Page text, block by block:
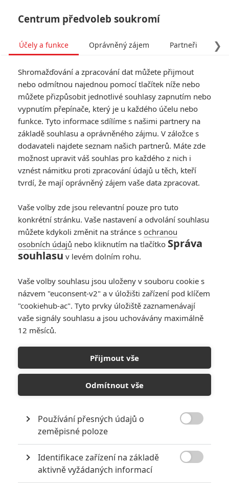
Tag: Gaia Weiss
ČLÁNKY FILMY(0) OSOBY(0) VIDEA (0)
Shepherd: Trailer
láká na rituální
znepokojení daleko
Anarvin | 29.09.2021 12:34
Meander: Nový
trailer láká na horor
potrubí
Anarvin | 10.06.2021 14:56
Kostky v
klaustrofobickém
traileru
Anarvin | 14.03.2021 08:03
NEPŘEHLÉDNĚTE
Mlátička s copánkem aneb nejlepší filmy Stevena Seagala
| 13.07.2020 18:07
Centrum předvoleb soukromí
❯
Účely a funkce Oprávněný zájem Partneři
Shromažďování a zpracování dat můžete přijmout
nebo odmítnou najednou pomocí tlačítek níže nebo
můžete přizpůsobit jednotlivé souhlasy zapnutím nebo
vypnutím přepínače, který je u každého účelu nebo
funkce. Tyto informace sdílíme s našimi partnery na
základě souhlasu a oprávněného zájmu. V záložce s
dodavateli najdete seznam našich partnerů. Máte zde
možnost upravit váš souhlas pro každého z nich i
vznést námitku proti zpracování údajů u těch, kteří
tvrdí, že mají oprávněný zájem vaše data zpracovat.
Vaše volby zde jsou relevantní pouze pro tuto
konkrétní stránku. Vaše nastavení a odvolání souhlasu
můžete kdykoli změnit na stránce s ochranou
osobních údajů nebo kliknutím na tlačítko Správa
souhlasu v levém dolním rohu.
Vaše volby souhlasu jsou uloženy v souboru cookie s
názvem "euconsent-v2" a v úložišti zařízení pod klíčem
"cookiehub-ac". Tyto prvky úložiště zaznamenávají
vaše signály souhlasu a jsou uchovávány maximálně
12 měsíců.
Přijmout vše
Odmítnout vše
Používání přesných údajů o
zeměpisné poloze
Identifikace zařízení na základě
aktivně vyžádaných informací